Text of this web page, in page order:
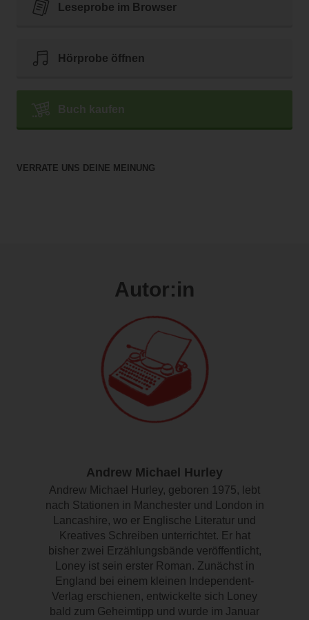
Leseprobe im Browser
Hörprobe öffnen
Buch kaufen
VERRATE UNS DEINE MEINUNG
Autor:in
Andrew Michael Hurley
Andrew Michael Hurley, geboren 1975, lebt
nach Stationen in Manchester und London in
Lancashire, wo er Englische Literatur und
Kreatives Schreiben unterrichtet. Er hat
bisher zwei Erzählungsbände veröffentlicht,
Loney ist sein erster Roman. Zunächst in
England bei einem kleinen Independent-
Verlag erschienen, entwickelte sich Loney
bald zum Geheimtipp und wurde im Januar